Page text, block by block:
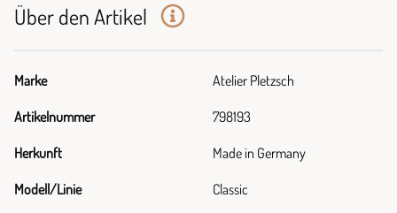
Über den Artikel
Marke Atelier Pletzsch
Artikelnummer 798193
Herkunft Made in Germany
Modell/Linie Classic